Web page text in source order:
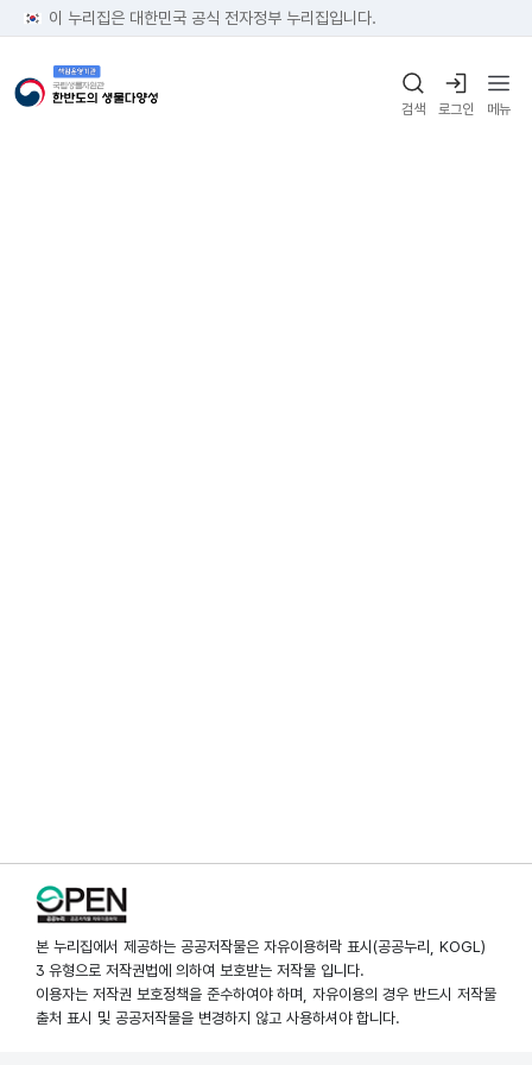
이 누리집은 대한민국 공식 전자정부 누리집입니다.
검색 로그인 메뉴
본 누리집에서 제공하는 공공저작물은 자유이용허락 표시(공공누리, KOGL)
3 유형으로 저작권법에 의하여 보호받는 저작물 입니다.
이용자는 저작권 보호정책을 준수하여야 하며, 자유이용의 경우 반드시 저작물
출처 표시 및 공공저작물을 변경하지 않고 사용하셔야 합니다.